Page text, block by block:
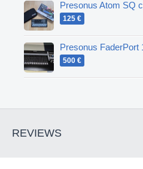
Presonus Atom SQ
125 €
Presonus FaderPort
500 €
REVIEWS